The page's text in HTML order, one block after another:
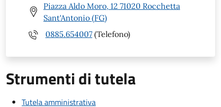
Piazza Aldo Moro, 12 71020 Rocchetta
Sant'Antonio (FG)
0885.654007 (Telefono)
Strumenti di tutela
Tutela amministrativa